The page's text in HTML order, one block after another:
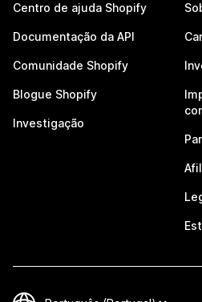
Centro de ajuda Shopify
Documentação da API
Comunidade Shopify
Blogue Shopify
Investigação